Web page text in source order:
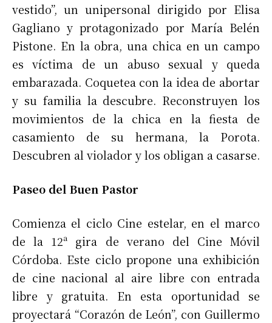
vestido”, un unipersonal dirigido por Elisa
Gagliano y protagonizado por María Belén
Pistone. En la obra, una chica en un campo
es víctima de un abuso sexual y queda
embarazada. Coquetea con la idea de abortar
y su familia la descubre. Reconstruyen los
movimientos de la chica en la fiesta de
casamiento de su hermana, la Porota.
Descubren al violador y los obligan a casarse.
Paseo del Buen Pastor
Comienza el ciclo Cine estelar, en el marco
de la 12ª gira de verano del Cine Móvil
Córdoba. Este ciclo propone una exhibición
de cine nacional al aire libre con entrada
libre y gratuita. En esta oportunidad se
proyectará “Corazón de León”, con Guillermo